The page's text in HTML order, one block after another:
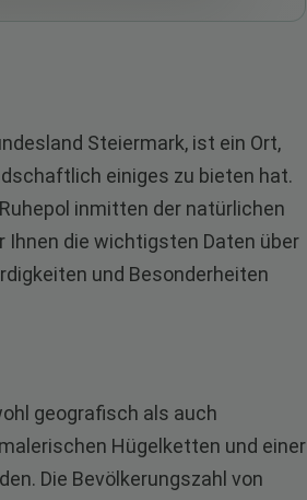
Steiermark, ist ein Ort,
einiges zu bieten hat.
inmitten der natürlichen
Ihnen die wichtigsten Daten über
und Besonderheiten
geografisch als auch
Hügelketten und einer
Die Bevölkerungszahl von